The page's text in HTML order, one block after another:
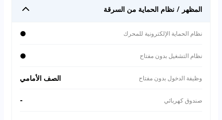
المظهر / نظام الحماية من السرقة
نظام الحماية الإلكترونية للمحرك ●
نظام التشغيل بدون مفتاح ●
وظيفة الدخول بدون مفتاح الصف الأمامي
صندوق كهربائي -